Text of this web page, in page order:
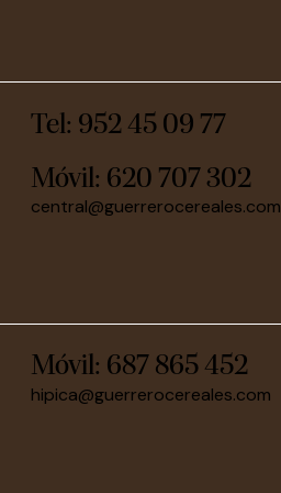
Tel: 952 45 09 77
Móvil: 620 707 302
central@guerrerocereales.com
Móvil: 687 865 452
hipica@guerrerocereales.com